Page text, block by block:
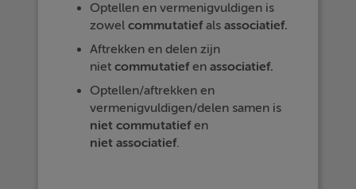
Optellen en vermenigvuldigen is
zowelcommutatiefalsassociatief.
Aftrekken en delen zijn
nietcommutatiefenassociatief.
Optellen/aftrekken en
vermenigvuldigen/delen samen is
niet commutatiefen
niet associatief.